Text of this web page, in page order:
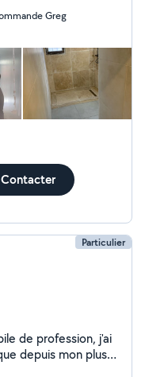
Greg
Contacter
Particulier
de profession, j'ai
depuis mon plus